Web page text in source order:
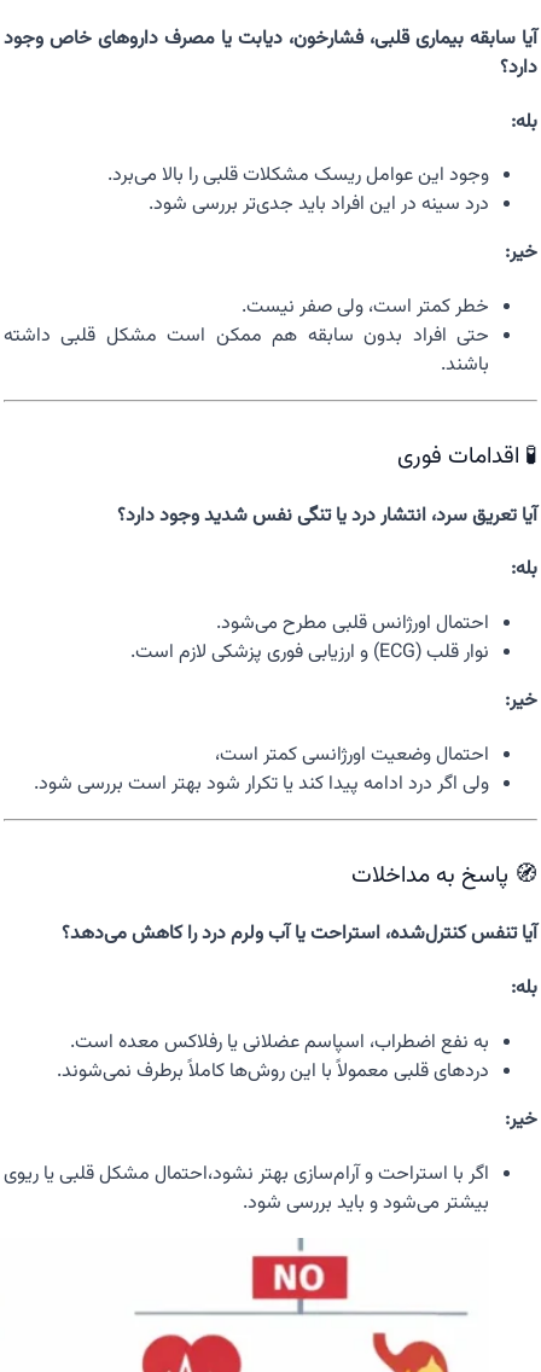
آیا سابقه بیماری قلبی، فشارخون، دیابت یا مصرف داروهای خاص وجود
دارد؟
بله:
وجود این عوامل ریسک مشکلات قلبی را بالا می‌برد.
درد سینه در این افراد باید جدی‌تر بررسی شود.
خیر:
خطر کمتر است، ولی صفر نیست.
حتی افراد بدون سابقه هم ممکن است مشکل قلبی داشته
باشند.
🧪 اقدامات فوری
آیا تعریق سرد، انتشار درد یا تنگی نفس شدید وجود دارد؟
بله:
احتمال اورژانس قلبی مطرح می‌شود.
نوار قلب (ECG) و ارزیابی فوری پزشکی لازم است.
خیر:
احتمال وضعیت اورژانسی کمتر است،
ولی اگر درد ادامه پیدا کند یا تکرار شود بهتر است بررسی شود.
🧭 پاسخ به مداخلات
آیا تنفس کنترل‌شده، استراحت یا آب ولرم درد را کاهش می‌دهد؟
بله:
به نفع اضطراب، اسپاسم عضلانی یا رفلاکس معده است.
دردهای قلبی معمولاً با این روش‌ها کاملاً برطرف نمی‌شوند.
خیر:
اگر با استراحت و آرام‌سازی بهتر نشود،احتمال مشکل قلبی یا ریوی
بیشتر می‌شود و باید بررسی شود.